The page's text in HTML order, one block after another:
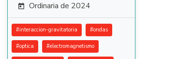
 Ordinaria de 2024
#interaccion-gravitatoria #ondas
#optica #electromagnetismo